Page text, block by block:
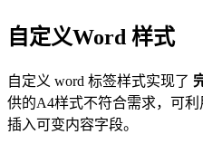
自定义Word 样式
自定义 word 标签样式实现了
供的A4样式不符合需求，可利
插入可变内容字段。